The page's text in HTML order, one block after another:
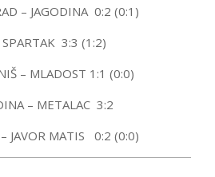
– JAGODINA 0:2 (0:1)
SPARTAK 3:3 (1:2)
– MLADOST 1:1 (0:0)
– METALAC 3:2
JAVOR MATIS 0:2 (0:0)